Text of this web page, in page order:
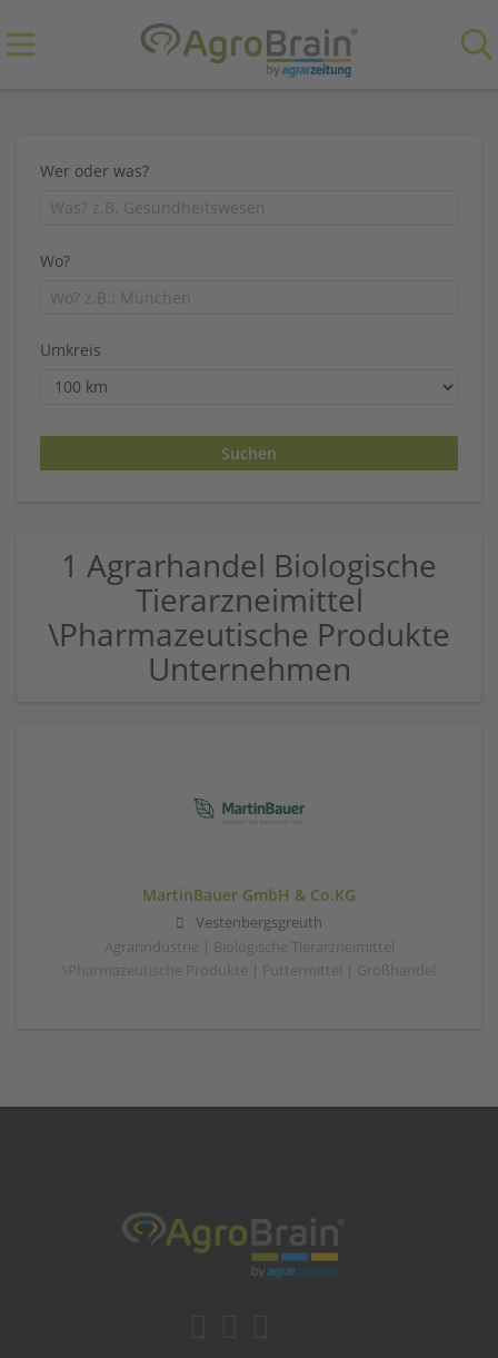
Wer oder was?
Wo?
Umkreis
1 Agrarhandel Biologische
Tierarzneimittel
\Pharmazeutische Produkte
Unternehmen
MartinBauer GmbH & Co.KG
Vestenbergsgreuth
Agrarindustrie | Biologische Tierarzneimittel
\Pharmazeutische Produkte | Futtermittel | Großhandel